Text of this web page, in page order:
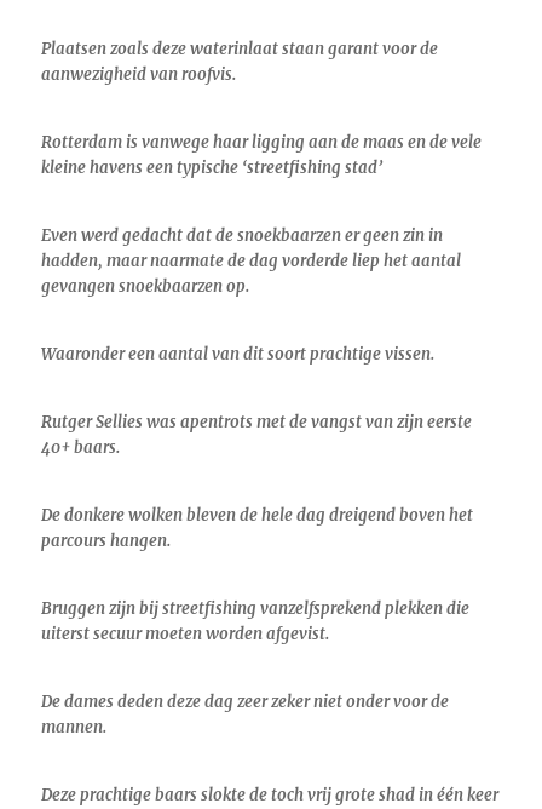
Plaatsen zoals deze waterinlaat staan garant voor de
aanwezigheid van roofvis.
Rotterdam is vanwege haar ligging aan de maas en de vele
kleine havens een typische ‘streetfishing stad’
Even werd gedacht dat de snoekbaarzen er geen zin in
hadden, maar naarmate de dag vorderde liep het aantal
gevangen snoekbaarzen op.
Waaronder een aantal van dit soort prachtige vissen.
Rutger Sellies was apentrots met de vangst van zijn eerste
40+ baars.
De donkere wolken bleven de hele dag dreigend boven het
parcours hangen.
Bruggen zijn bij streetfishing vanzelfsprekend plekken die
uiterst secuur moeten worden afgevist.
De dames deden deze dag zeer zeker niet onder voor de
mannen.
Deze prachtige baars slokte de toch vrij grote shad in één keer